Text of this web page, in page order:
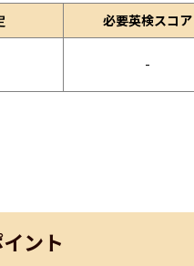
必要英検スコア
-
ント